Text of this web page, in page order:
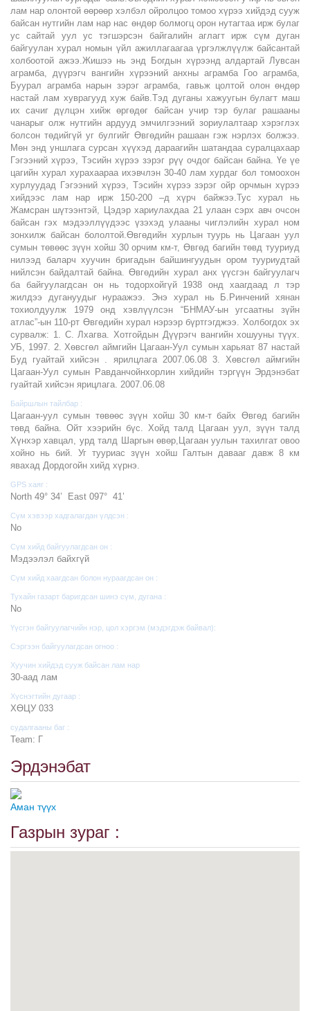
лам нар олонтой өөрөөр хэлбэл ойролцоо томоо хүрээ хийдэд сууж
байсан нутгийн лам нар нас өндөр болмогц орон нутагтаа ирж булаг
ус сайтай уул ус тэгшэрсэн байгалийн аглагт ирж сүм дуган
байгуулан хурал номын үйл ажиллагаагаа үргэлжлүүлж байсантай
холбоотой ажээ.Жишээ нь энд Богдын хүрээнд алдартай Лувсан
аграмба, дүүрэгч вангийн хүрээний анхны аграмба Гоо аграмба,
Буурал аграмба нарын зэрэг аграмба, гавьж цолтой олон өндөр
настай лам хуврагууд хуж байв.Тэд дуганы хажуугын булагт маш
их сачиг дүлцэн хийж өргөдөг байсан учир тэр булаг рашааны
чанарыг олж нутгийн ардууд эмчилгээний зориулалтаар хэрэглэх
болсон төдийгүй уг булгийг Өвгөдийн рашаан гэж нэрлэх болжээ.
Мөн энд уншлага сурсан хүүхэд дараагийн шатандаа суралцахаар
Гэгээний хүрээ, Тэсийн хүрээ зэрэг рүү очдог байсан байна. Үе үе
цагийн хурал хурахаараа ихэвчлэн 30-40 лам хурдаг бол томоохон
хурлуудад Гэгээний хүрээ, Тэсийн хүрээ зэрэг ойр орчмын хүрээ
хийдээс лам нар ирж 150-200 –д хүрч байжээ.Тус хурал нь
Жамсран шүтээнтэй, Цэдэр хариулахдаа 21 улаан сэрх авч очсон
байсан гэх мэдээллүүдээс үзэхэд улааны чиглэлийн хурал ном
зонхилж байсан бололтой.Өвгөдийн хурлын туурь нь Цагаан уул
сумын төвөөс зүүн хойш 30 орчим км-т, Өвгөд багийн төвд тууриуд
нилээд баларч хуучин бригадын байшингуудын ором тууриудтай
нийлсэн байдалтай байна. Өвгөдийн хурал анх үүсгэн байгуулагч
ба байгуулагдсан он нь тодорхойгүй 1938 онд хаагдаад л тэр
жилдээ дугануудыг нураажээ. Энэ хурал нь Б.Ринчений хянан
тохиолдуулж 1979 онд хэвлүүлсэн “БНМАУ-ын угсаатны зүйн
атлас”-ын 110-рт Өвгөдийн хурал нэрээр бүртгэгджээ. Холбогдох эх
сурвалж: 1. С. Лхагва. Хотгойдын Дүүрэгч вангийн хошууны түүх.
УБ, 1997. 2. Хөвсгөл аймгийн Цагаан-Уул сумын харьяат 87 настай
Буд гуайтай хийсэн . ярилцлага 2007.06.08 3. Хөвсгөл аймгийн
Цагаан-Уул сумын Равданчойнхорлин хийдийн тэргүүн Эрдэнэбат
гуайтай хийсэн ярицлага. 2007.06.08
Байршлын тайлбар :
Цагаан-уул сумын төвөөс зүүн хойш 30 км-т байх Өвгөд багийн
төвд байна. Ойт хээрийн бүс. Хойд талд Цагаан уул, зүүн талд
Хүнхэр хавцал, урд талд Шаргын өвөр,Цагаан уулын тахилгат овоо
хойно нь бий. Уг тууриас зүүн хойш Галтын давааг давж 8 км
явахад Дордогойн хийд хүрнэ.
GPS хаяг :
North 49° 34’ East 097° 41’
Сүм хэвээр хадгалагдан үлдсэн :
No
Сүм хийд байгуулагдсан он :
Мэдээлэл байхгүй
Сүм хийд хаагдсан болон нураагдсан он :
Тухайн газарт баригдсан шинэ сүм, дугана :
No
Үүсгэн байгуулагчийн нэр, цол хэргэм (мэдэгдэж байвал):
Сэргээн байгуулагдсан огноо :
Хуучин хийдэд сууж байсан лам нар
30-аад лам
Хүснэгтийн дугаар :
ХӨЦУ 033
судалгааны баг :
Team: Г
Эрдэнэбат
Аман түүх
Газрын зураг :